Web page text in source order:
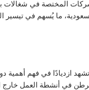
المختصة في
ما يُسهم في تيسير
ازديادًا في فهم أهمية
في أنشطة العمل خارج